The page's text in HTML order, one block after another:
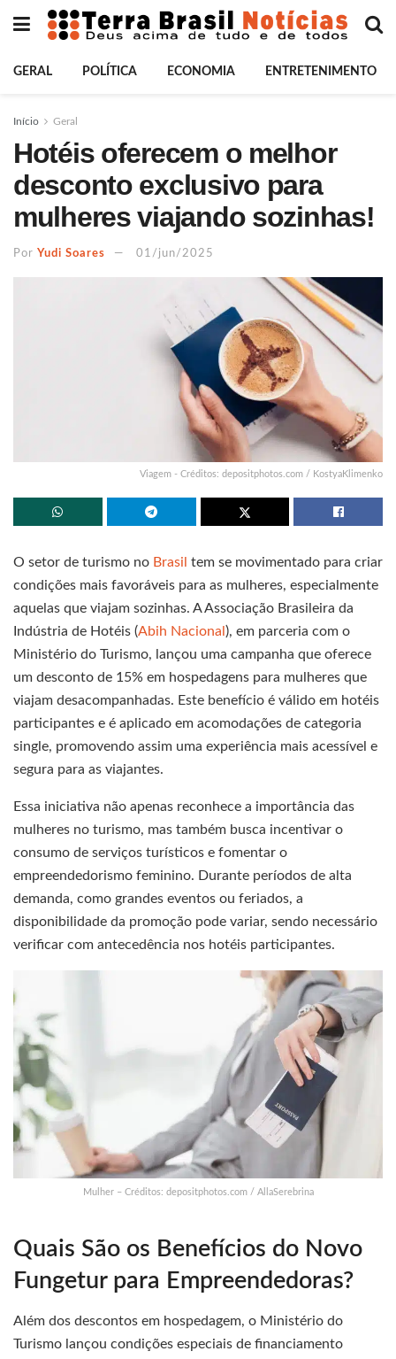
GERAL POLÍTICA ECONOMIA ENTRETENIMENTO
Início Geral
Hotéis oferecem o melhor
desconto exclusivo para
mulheres viajando sozinhas!
Por Yudi Soares 01/jun/2025
Viagem - Créditos: depositphotos.com / KostyaKlimenko
O setor de turismo no Brasil tem se movimentado para criar
condições mais favoráveis para as mulheres, especialmente
aquelas que viajam sozinhas. A Associação Brasileira da
Indústria de Hotéis (Abih Nacional ), em parceria com o
Ministério do Turismo, lançou uma campanha que oferece
um desconto de 15% em hospedagens para mulheres que
viajam desacompanhadas. Este benefício é válido em hotéis
participantes e é aplicado em acomodações de categoria
single, promovendo assim uma experiência mais acessível e
segura para as viajantes.
Essa iniciativa não apenas reconhece a importância das
mulheres no turismo, mas também busca incentivar o
consumo de serviços turísticos e fomentar o
empreendedorismo feminino. Durante períodos de alta
demanda, como grandes eventos ou feriados, a
disponibilidade da promoção pode variar, sendo necessário
verificar com antecedência nos hotéis participantes.
Mulher – Créditos: depositphotos.com / AllaSerebrina
Quais São os Benefícios do Novo
Fungetur para Empreendedoras?
Além dos descontos em hospedagem, o Ministério do
Turismo lançou condições especiais de financiamento